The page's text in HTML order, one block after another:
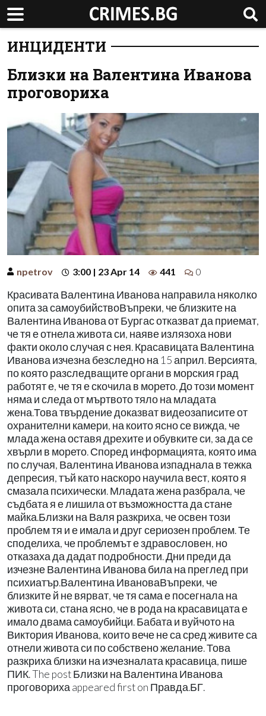
ИНЦИДЕНТИ
Близки на Валентина Иванова
проговориха
npetrov 3:00 | 23 Apr 14 441 0
Красивата Валентина Иванова направила няколко
опита за самоубийствоВъпреки, че близките на
Валентина Иванова от Бургас отказват да приемат,
че тя е отнела живота си, наяве излязоха нови
факти около случая с нея. Красавицата Валентина
Иванова изчезна безследно на 15 април. Версията,
по която разследващите органи в морския град
работят е, че тя е скочила в морето. До този момент
няма и следа от мъртвото тяло на младата
жена.Това твърдение доказват видеозаписите от
охранителни камери, на които ясно се вижда, че
млада жена оставя дрехите и обувките си, за да се
хвърли в морето. Според информацията, която има
по случая, Валентина Иванова изпаднала в тежка
депресия, тъй като наскоро научила вест, която я
смазала психически. Младата жена разбрала, че
съдбата я е лишила от възможността да стане
майка.Близки на Валя разкриха, че освен този
проблем тя и е имала и друг сериозен проблем. Те
споделиха, че проблемът е здравословен, но
отказаха да дадат подробности. Дни преди да
изчезне Валентина Иванова била на преглед при
психиатър.Валентина ИвановаВъпреки, че
близките й не вярват, че тя сама е посегнала на
живота си, стана ясно, че в рода на красавицата е
имало двама самоубийци. Бабата и вуйчото на
Виктория Иванова, които вече не са сред живите са
отнели живота си по собствено желание. Това
разкриха близки на изчезналата красавица, пише
ПИК. The post Близки на Валентина Иванова
проговориха appeared first on Правда.БГ.